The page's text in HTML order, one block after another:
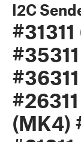
I2C
(MK4)